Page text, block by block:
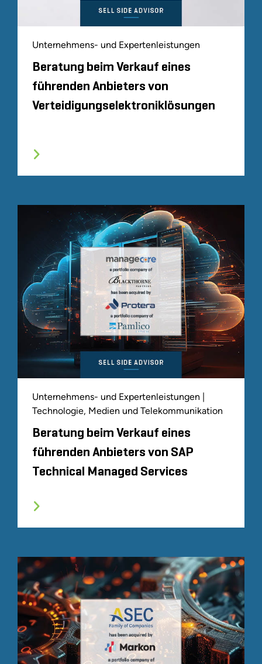
Unternehmens- und Expertenleistungen
Beratung beim Verkauf eines
führenden Anbieters von
Verteidigungselektroniklösungen
Unternehmens- und Expertenleistungen |
Technologie, Medien und Telekommunikation
Beratung beim Verkauf eines
führenden Anbieters von SAP
Technical Managed Services